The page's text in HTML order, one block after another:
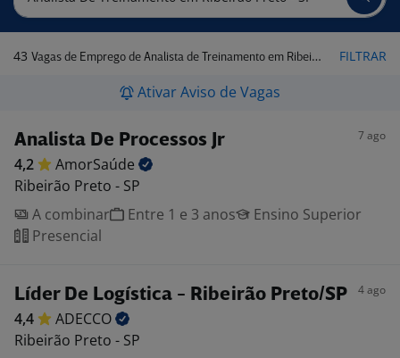
43 Vagas de Emprego de Analista de Treinamento em Ribeirão Preto - SP FILTRAR
Ativar Aviso de Vagas
Analista De Processos Jr 7 ago
4,2
AmorSaúde
Ribeirão Preto - SP
A combinar
Entre 1 e 3 anos
Ensino Superior
Presencial
Líder De Logística - Ribeirão Preto/SP 4 ago
4,4
ADECCO
Ribeirão Preto - SP